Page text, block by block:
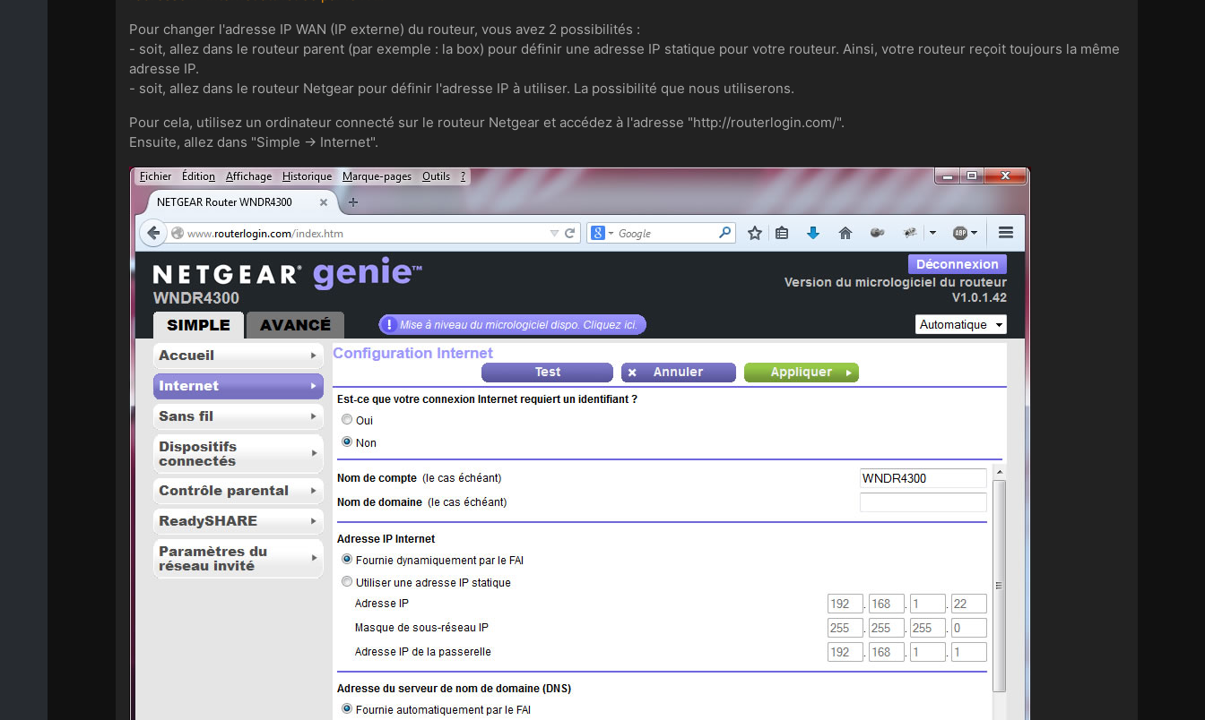
Pour changer l'adresse IP WAN (IP externe) du routeur, vous avez 2 possibilités :
- soit, allez dans le routeur parent (par exemple : la box) pour définir une adresse IP statique pour votre routeur. Ainsi, votre routeur reçoit toujours la même
adresse IP.
- soit, allez dans le routeur Netgear pour définir l'adresse IP à utiliser. La possibilité que nous utiliserons.
Pour cela, utilisez un ordinateur connecté sur le routeur Netgear et accédez à l'adresse "http://routerlogin.com/".
Ensuite, allez dans "Simple -> Internet".